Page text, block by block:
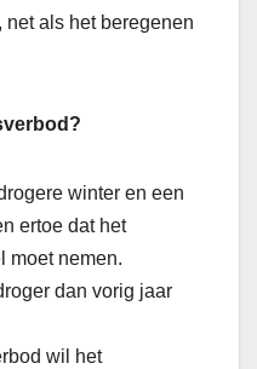
als het beregenen
winter en een
ertoe dat het
moet nemen.
dan vorig jaar
wil het